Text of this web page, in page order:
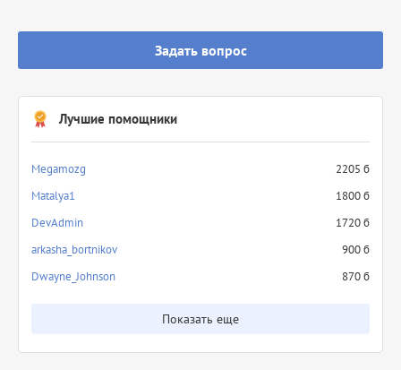
Задать вопрос
Лучшие помощники
Megamozg
2205 б
Matalya1
1800 б
DevAdmin
1720 б
arkasha_bortnikov
900 б
Dwayne_Johnson
870 б
Показать еще